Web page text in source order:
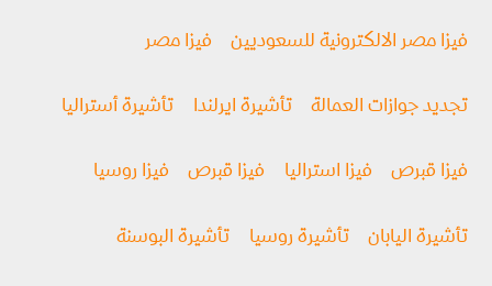
فيزا مصر الالكترونية للسعوديين فيزا مصر
تجديد جوازات العمالة تأشيرة ايرلندا تأشيرة أستراليا
فيزا قبرص فيزا استراليا فيزا قبرص فيزا روسيا
تأشيرة اليابان تأشيرة روسيا تأشيرة البوسنة